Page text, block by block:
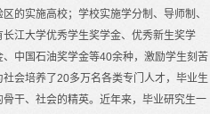
的实施高校；学校实施学分制、导师制、
江大学优秀学生奖学金、优秀新生奖学
中国石油奖学金等40余种，激励学生刻苦
会培养了20多万名各类专门人才，毕业生
干、社会的精英。近年来，毕业研究生一